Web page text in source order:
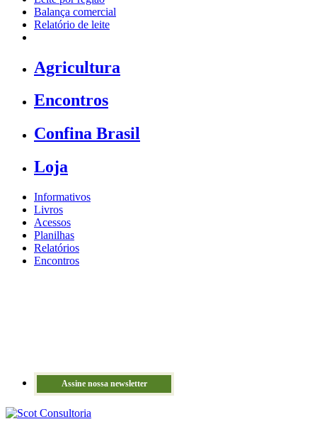
Balança comercial
Relatório de leite
Agricultura
Encontros
Confina Brasil
Loja
Informativos
Livros
Acessos
Planilhas
Relatórios
Encontros
Assine nossa newsletter